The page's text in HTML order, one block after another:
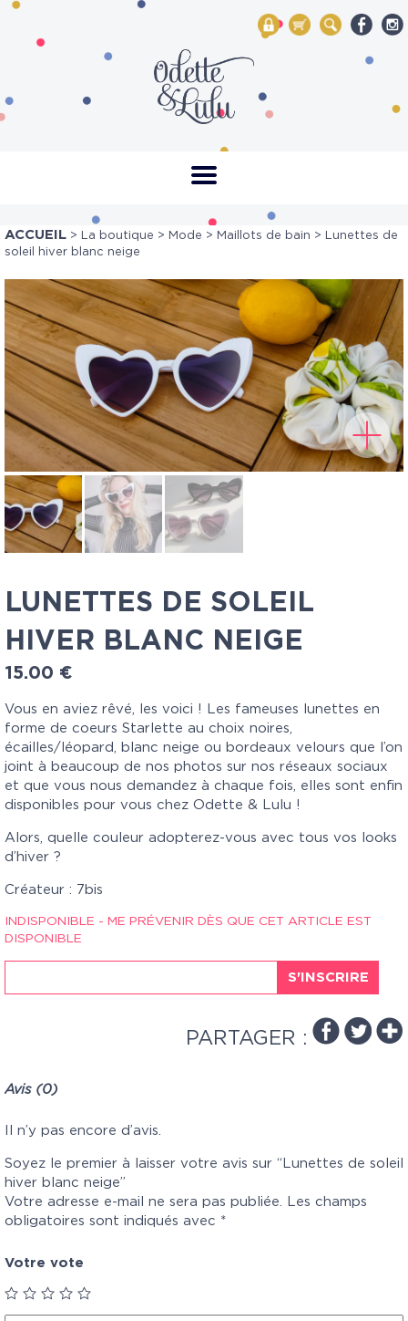
My Account
Mon panier
Rechercher
ACCUEIL > La boutique > Mode > Maillots de bain > Lunettes de
soleil hiver blanc neige
LUNETTES DE SOLEIL
HIVER BLANC NEIGE
15.00 €
Vous en aviez rêvé, les voici ! Les fameuses lunettes en
forme de coeurs Starlette au choix noires,
écailles/léopard, blanc neige ou bordeaux velours que l’on
joint à beaucoup de nos photos sur nos réseaux sociaux
et que vous nous demandez à chaque fois, elles sont enfin
disponibles pour vous chez Odette & Lulu !
Alors, quelle couleur adopterez-vous avec tous vos looks
d’hiver ?
Créateur : 7bis
INDISPONIBLE - ME PRÉVENIR DÈS QUE CET ARTICLE EST
DISPONIBLE
S'INSCRIRE
PARTAGER :
Avis (0)
Il n’y pas encore d’avis.
Soyez le premier à laisser votre avis sur “Lunettes de soleil
hiver blanc neige”
Votre adresse e-mail ne sera pas publiée.
Les champs
obligatoires sont indiqués avec *
Votre vote